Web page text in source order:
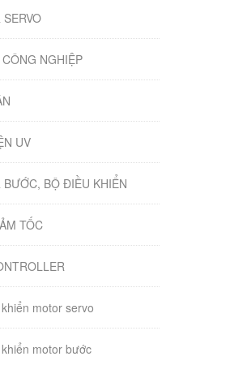
SERVO
NGHIỆP
UV
BƯỚC, BỘ ĐIỀU KHIỂN
TỐC
motor servo
motor bước